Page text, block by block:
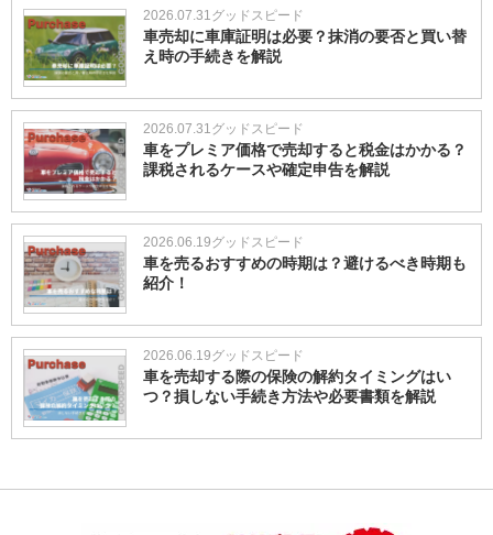
2026.07.31グッドスピード
車売却に車庫証明は必要？抹消の要否と買い替
え時の手続きを解説
2026.07.31グッドスピード
車をプレミア価格で売却すると税金はかかる？
課税されるケースや確定申告を解説
2026.06.19グッドスピード
車を売るおすすめの時期は？避けるべき時期も
紹介！
2026.06.19グッドスピード
車を売却する際の保険の解約タイミングはい
つ？損しない手続き方法や必要書類を解説